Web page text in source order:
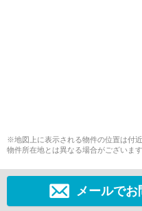
※地図上に表示される物件の位置は付
物件所在地とは異なる場合がございます
メールでお